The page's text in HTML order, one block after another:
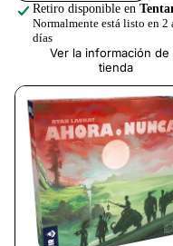
Retiro disponible en
Normalmente está listo en 2
días
Ver la información de
tienda